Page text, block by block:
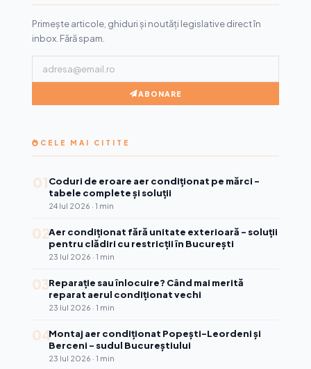
Primește articole, ghiduri și noutăți legislative direct în
inbox. Fără spam.
ABONARE
CELE MAI CITITE
01Coduri de eroare aer condiționat pe mărci -
tabele complete și soluții
24 Iul 2026 · 1 min
02Aer condiționat fără unitate exterioară - soluții
pentru clădiri cu restricții în București
23 Iul 2026 · 1 min
03Reparație sau înlocuire? Când mai merită
reparat aerul condiționat vechi
23 Iul 2026 · 1 min
04Montaj aer condiționat Popești-Leordeni și
Berceni - sudul Bucureștiului
23 Iul 2026 · 1 min